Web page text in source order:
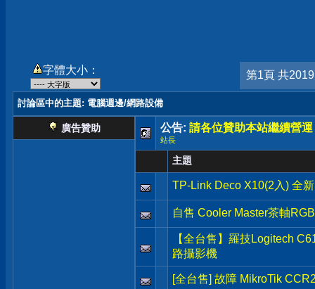
字體大小： 第1頁 共
討論區中的主題: 電腦週邊/網路設備
廣告贊助 公告: 請各位贊助本站繼續營運
站長
主題
TP-Link Deco X10(2入) 全
自售 Cooler Master茶軸
【全台售】羅技Logitech
路攝影機
[全台售] 故障 MikroTik